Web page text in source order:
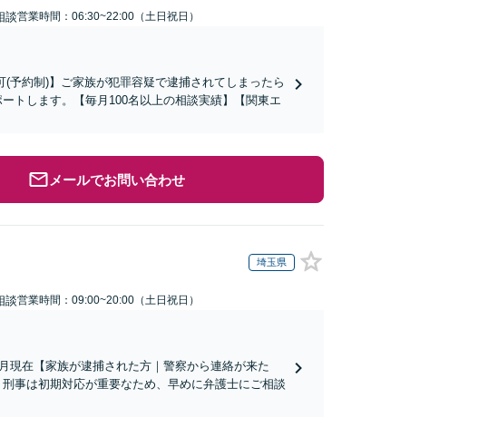
談営業時間：06:30~22:00（土日祝日）
予約制)】ご家族が犯罪容疑で逮捕されてしまったら
トします。【毎月100名以上の相談実績】【関東エ
メールでお問い合わせ
埼玉県
談営業時間：09:00~20:00（土日祝日）
現在【家族が逮捕された方｜警察から連絡が来た
事は初期対応が重要なため、早めに弁護士にご相談